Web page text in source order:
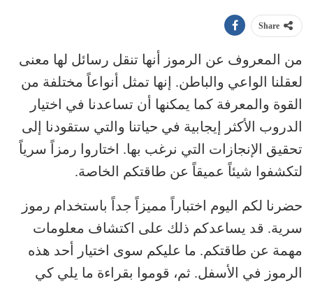
Share
من المعروف عن الرموز أنها تنقل رسائل لها معنى
لعقلنا الواعي والباطن. إنها تمثل أنواعاً مختلفة من
القوة والمعرفة كما يمكنها أن تساعدنا في اختيار
الدروب الأكثر إيجابية في حياتنا والتي ستقودنا إلى
تحقيق الإنجازات التي نرغب بها. اختاروا رمزاً سرياً
لتكشفوا شيئاً عميقاً عن طاقتكم الخاصة.
حضرنا لكم اليوم اختباراً مميزاً جداً باستخدام رموز
سرية. قد يساعدكم ذلك على اكتشاف معلومات
مهمة عن طاقتكم. ما عليكم سوى اختيار أحد هذه
الرموز في الأسفل. ثم، قوموا بقراءة ما يلي كي